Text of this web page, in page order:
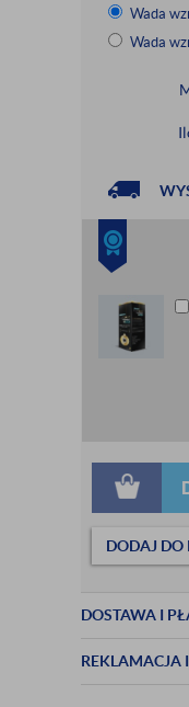
Wada
Wada
DODAJ DO
DOSTAWA I
REKLAMACJA